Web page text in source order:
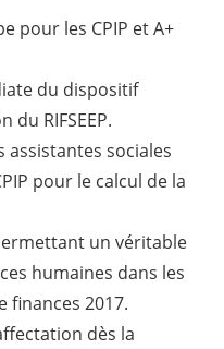
pour les CPIP et A+
du dispositif
du RIFSEEP.
assistantes sociales
pour le calcul de la
un véritable
humaines dans les
finances 2017.
dès la